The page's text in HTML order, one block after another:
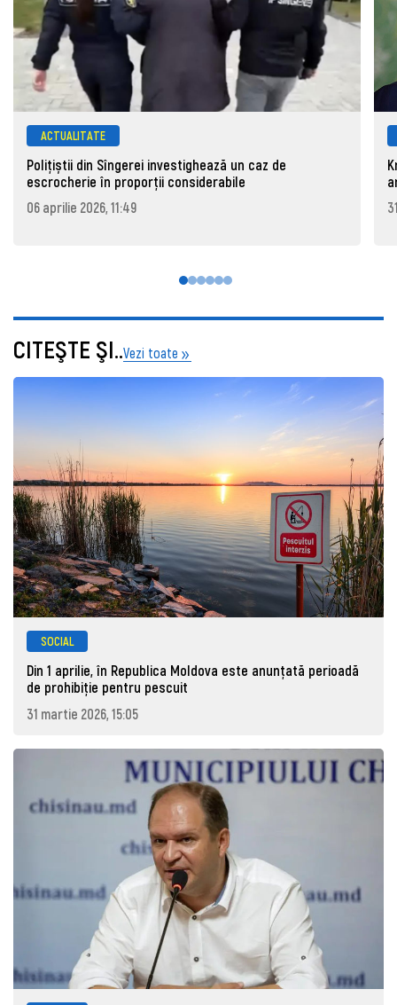
ACTUALITATE
Polițiștii din Sîngerei investighează un caz de
escrocherie în proporții considerabile
06 aprilie 2026, 11:49
CITEŞTE ŞI..Vezi toate
SOCIAL
Din 1 aprilie, în Republica Moldova este anunţată perioadă
de prohibiţie pentru pescuit
31 martie 2026, 15:05